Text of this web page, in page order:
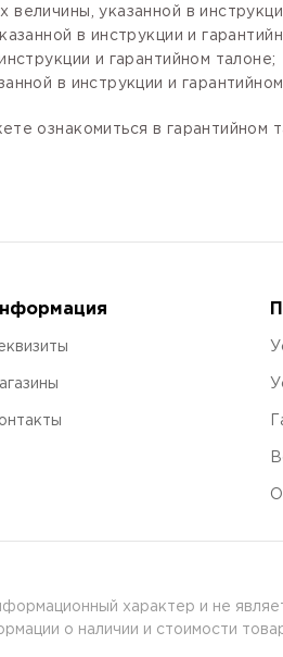
указанной в
в инструкции и
и гарантийном талоне;
в инструкции и гарантийном
ознакомиться в
характер и не
о наличии и стоимости